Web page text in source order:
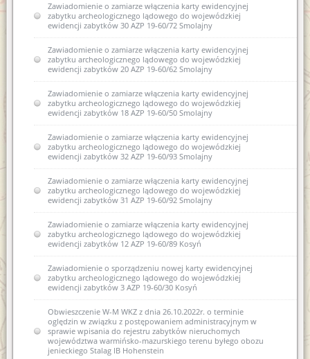
Zawiadomienie o zamiarze włączenia karty ewidencyjnej
zabytku archeologicznego lądowego do wojewódzkiej
ewidencji zabytków 30 AZP 19-60/72 Smolajny
Zawiadomienie o zamiarze włączenia karty ewidencyjnej
zabytku archeologicznego lądowego do wojewódzkiej
ewidencji zabytków 20 AZP 19-60/62 Smolajny
Zawiadomienie o zamiarze włączenia karty ewidencyjnej
zabytku archeologicznego lądowego do wojewódzkiej
ewidencji zabytków 18 AZP 19-60/50 Smolajny
Zawiadomienie o zamiarze włączenia karty ewidencyjnej
zabytku archeologicznego lądowego do wojewódzkiej
ewidencji zabytków 32 AZP 19-60/93 Smolajny
Zawiadomienie o zamiarze włączenia karty ewidencyjnej
zabytku archeologicznego lądowego do wojewódzkiej
ewidencji zabytków 31 AZP 19-60/92 Smolajny
Zawiadomienie o zamiarze włączenia karty ewidencyjnej
zabytku archeologicznego lądowego do wojewódzkiej
ewidencji zabytków 12 AZP 19-60/89 Kosyń
Zawiadomienie o sporządzeniu nowej karty ewidencyjnej
zabytku archeologicznego lądowego do wojewódzkiej
ewidencji zabytków 3 AZP 19-60/30 Kosyń
Obwieszczenie W-M WKZ z dnia 26.10.2022r. o terminie
oględzin w związku z postępowaniem administracyjnym w
sprawie wpisania do rejestru zabytków nieruchomych
województwa warmińsko-mazurskiego terenu byłego obozu
jenieckiego Stalag IB Hohenstein